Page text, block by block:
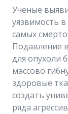
Ученые
уязвимость
самых
Подавление
для опухоли
массово
здоровые
создать
ряда